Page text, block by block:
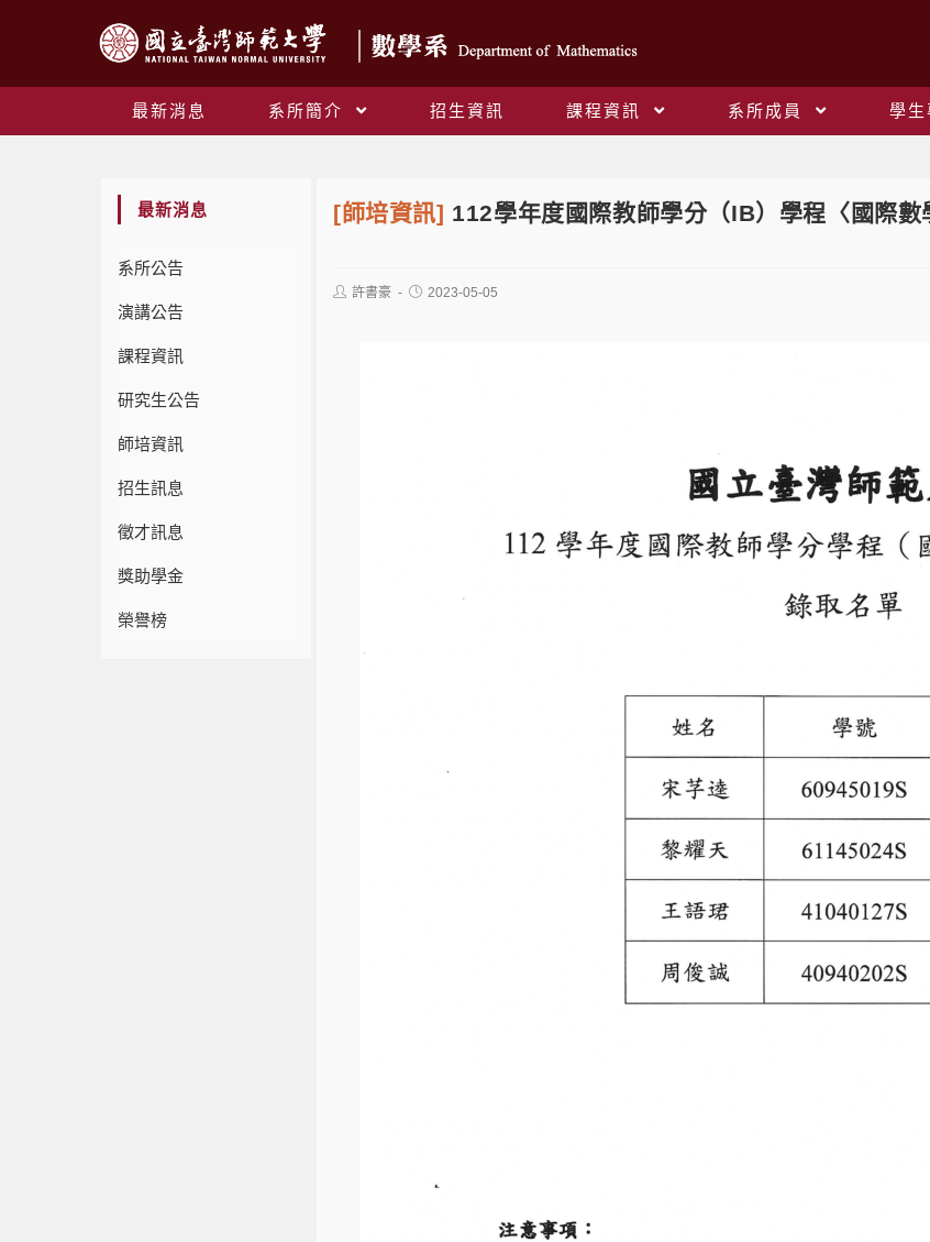
最新消息 系所簡介 招生資訊 課程資訊 系所成員 學生
最新消息
系所公告
演講公告
課程資訊
研究生公告
師培資訊
招生訊息
徵才訊息
獎助學金
榮譽榜
[師培資訊] 112學年度國際教師學分（IB）學程〈國際
許書豪 2023-05-05